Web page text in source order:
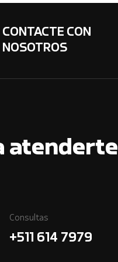
CONTACTE CON
NOSOTROS
atenderte
Consultas
+511 614 7979